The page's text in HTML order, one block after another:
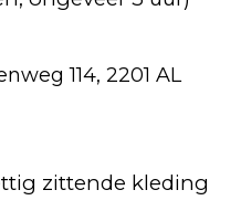
114, 2201 AL
zittende kleding